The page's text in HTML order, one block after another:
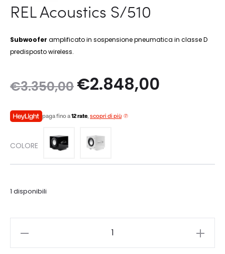
REL Acoustics S/510
Subwoofer amplificato in sospensione pneumatica in classe D
predisposto wireless.
€3.350,00 Il
era:
€2.848,00
paga fino a12 rate, scopri di più
COLORE
1 disponibili